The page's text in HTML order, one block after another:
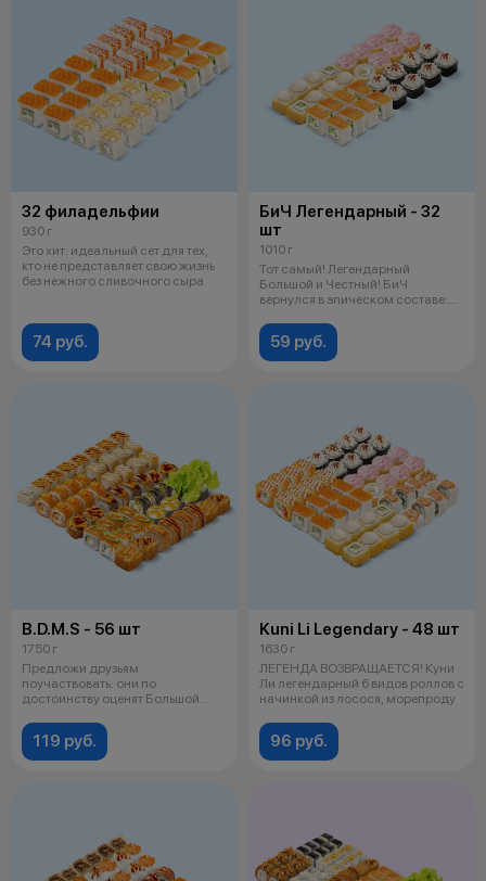
32 филадельфии
930 г
Это хит: идеальный сет для тех,
кто не представляет свою жизнь
без нежного сливочного сыра
74 руб.
БиЧ Легендарный - 32
шт
1010 г
Тот самый! Легендарный
Большой и Честный! БиЧ
вернулся в эпическом составе:
59 руб.
B.D.M.S - 56 шт
1750 г
Предложи друзьям
поучаствовать: они по
достоинству оценят Большой
119 руб.
Kuni Li Legendary - 48 шт
1630 г
ЛЕГЕНДА ВОЗВРАЩАЕТСЯ! Куни
Ли легендарный 6 видов роллов с
начинкой из лосося, морепроду
96 руб.